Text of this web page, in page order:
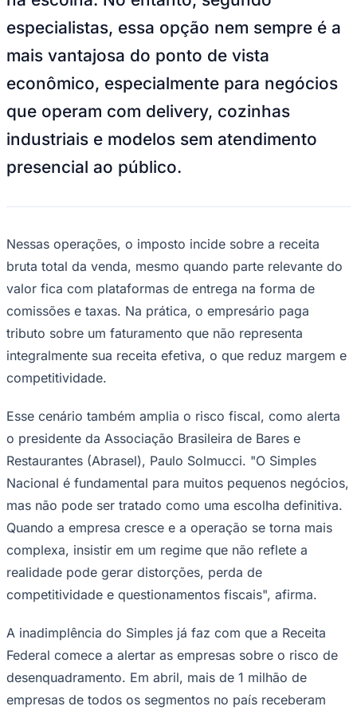
NBA
NFL
Fórmula 1
UFC
Tênis (ATP)
MLB
NHL
Atletismo
Vôlei
NBB
Competições de Futebol
Brasileirão Série B
Libertadores
Sul-Americana
Copa América
Champions League
Premier League
La Liga
Bundesliga
Times - Ir direto
especialistas, essa opção nem sempre é a
mais vantajosa do ponto de vista
econômico, especialmente para negócios
que operam com delivery, cozinhas
industriais e modelos sem atendimento
presencial ao público.
Nessas operações, o imposto incide sobre a receita
bruta total da venda, mesmo quando parte relevante do
valor fica com plataformas de entrega na forma de
comissões e taxas. Na prática, o empresário paga
tributo sobre um faturamento que não representa
integralmente sua receita efetiva, o que reduz margem e
competitividade.
Esse cenário também amplia o risco fiscal, como alerta
o presidente da Associação Brasileira de Bares e
Restaurantes (Abrasel), Paulo Solmucci. "O Simples
Nacional é fundamental para muitos pequenos negócios,
mas não pode ser tratado como uma escolha definitiva.
Quando a empresa cresce e a operação se torna mais
complexa, insistir em um regime que não reflete a
realidade pode gerar distorções, perda de
competitividade e questionamentos fiscais", afirma.
A inadimplência do Simples já faz com que a Receita
Federal comece a alertar as empresas sobre o risco de
desenquadramento. Em abril, mais de 1 milhão de
empresas de todos os segmentos no país receberam